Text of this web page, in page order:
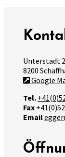
Unterstadt
8200
Google
Tel.
Fax
Email